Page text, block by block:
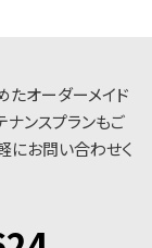
たオーダーメイド
ナンスプランもご
にお問い合わせく